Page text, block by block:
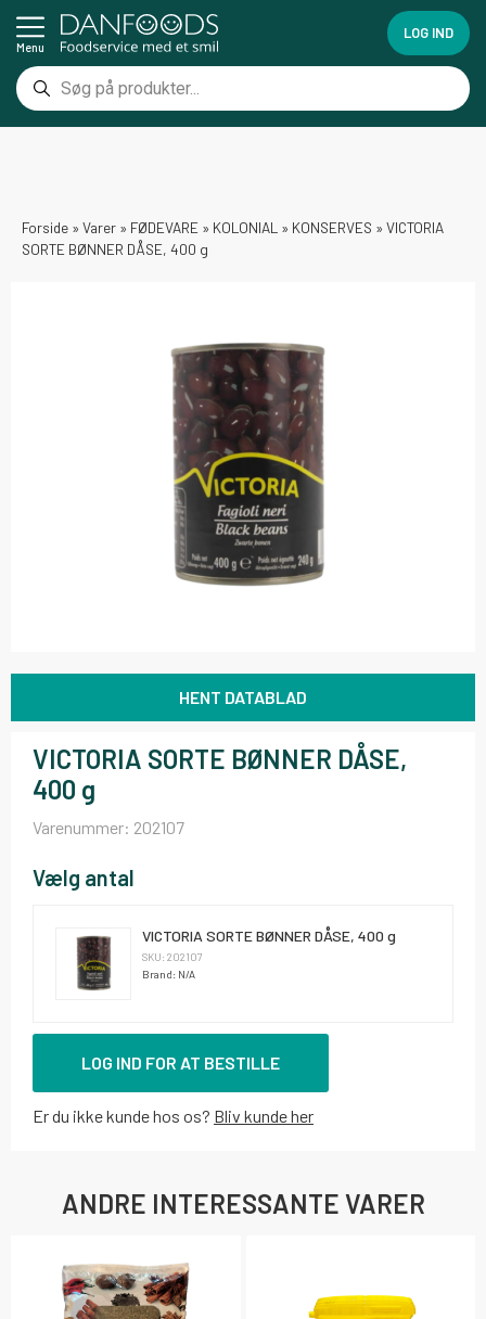
Menu
LOG IND
Forside » Varer » FØDEVARE » KOLONIAL » KONSERVES » VICTORIA
SORTE BØNNER DÅSE, 400 g
HENT DATABLAD
VICTORIA SORTE BØNNER DÅSE,
400 g
Varenummer: 202107
Vælg antal
VICTORIA SORTE BØNNER DÅSE, 400 g
SKU: 202107
Brand: N/A
LOG IND FOR AT BESTILLE
Er du ikke kunde hos os? Bliv kunde her
ANDRE INTERESSANTE VARER